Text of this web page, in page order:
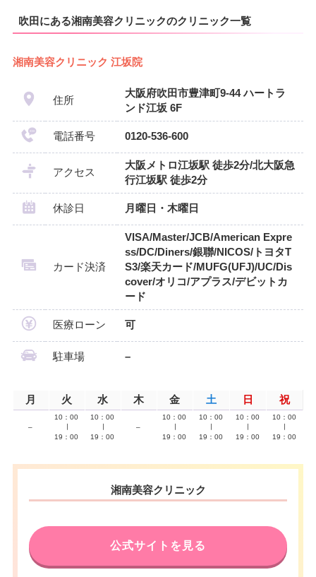
吹田にある湘南美容クリニックのクリニック一覧
湘南美容クリニック 江坂院
住所
大阪府吹田市豊津町9-44 ハートラ
ンド江坂 6F
電話番号 0120-536-600
アクセス
大阪メトロ江坂駅 徒歩2分/北大阪急
行江坂駅 徒歩2分
休診日 月曜日・木曜日
カード決済
VISA/Master/JCB/American Expre
ss/DC/Diners/銀聯/NICOS/トヨタT
S3/楽天カード/MUFG(UFJ)/UC/Dis
cover/オリコ/アプラス/デビットカ
ード
医療ローン 可
駐車場 –
月 火 水 木 金 土 日 祝
–
10：00
19：00
10：00
19：00
–
10：00
19：00
10：00
19：00
10：00
19：00
10：00
19：00
湘南美容クリニック
公式サイトを見る